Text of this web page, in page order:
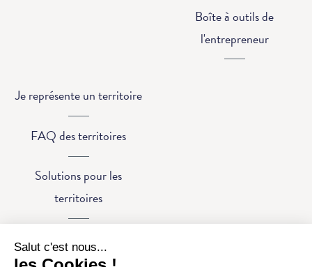
Boîte à outils de
l'entrepreneur
Je représente un territoire
FAQ des territoires
Solutions pour les
territoires